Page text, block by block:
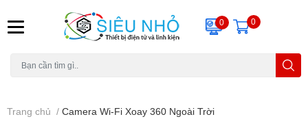
0 0
Trang chủ / Camera Wi-Fi Xoay 360 Ngoài Trời